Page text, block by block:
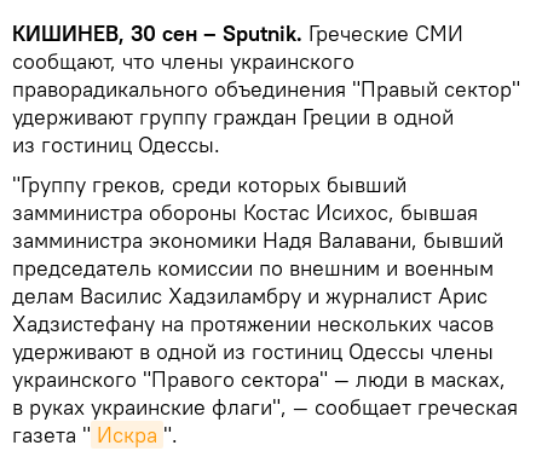
КИШИНЕВ, 30 сен – Sputnik. Греческие СМИ
сообщают, что члены украинского
праворадикального объединения "Правый сектор"
удерживают группу граждан Греции в одной
из гостиниц Одессы.
"Группу греков, среди которых бывший
замминистра обороны Костас Исихос, бывшая
замминистра экономики Надя Валавани, бывший
председатель комиссии по внешним и военным
делам Василис Хадзиламбру и журналист Арис
Хадзистефану на протяжении нескольких часов
удерживают в одной из гостиниц Одессы члены
украинского "Правого сектора" — люди в масках,
в руках украинские флаги", — сообщает греческая
газета " Искра ".